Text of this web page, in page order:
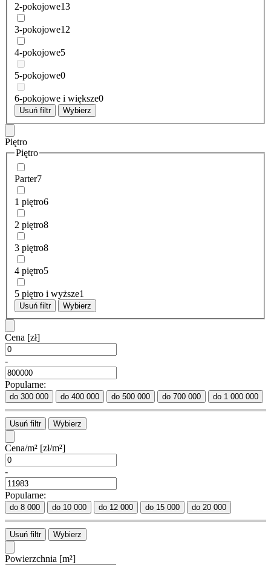
2-pokojowe13
3-pokojowe12
4-pokojowe5
5-pokojowe0
6-pokojowe i większe0
Usuń filtr Wybierz
Piętro
Piętro
Parter7
1 piętro6
2 piętro8
3 piętro8
4 piętro5
5 piętro i wyższe1
Usuń filtr Wybierz
Cena [zł]
-
Popularne:
do 300 000 do 400 000 do 500 000 do 700 000 do 1 000 000
Usuń filtr Wybierz
Cena/m² [zł/m²]
-
Popularne:
do 8 000 do 10 000 do 12 000 do 15 000 do 20 000
Usuń filtr Wybierz
Powierzchnia [m²]